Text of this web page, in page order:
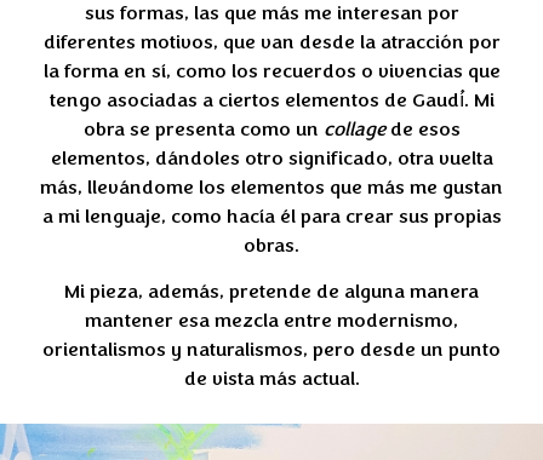
sus formas, las que más me interesan por
diferentes motivos, que van desde la atracción por
la forma en sí, como los recuerdos o vivencias que
tengo asociadas a ciertos elementos de Gaudí́. Mi
obra se presenta como un collagede esos
elementos, dándoles otro significado, otra vuelta
más, llevándome los elementos que más me gustan
a mi lenguaje, como hacía él para crear sus propias
obras.
Mi pieza, además, pretende de alguna manera
mantener esa mezcla entre modernismo,
orientalismos y naturalismos, pero desde un punto
de vista más actual.